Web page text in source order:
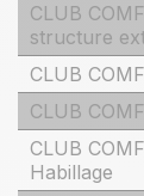
CLUB
structure
CLUB
CLUB
CLUB
Habillage